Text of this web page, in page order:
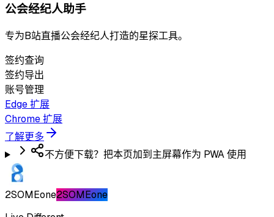
公会经纪人助手
专为B站直播公会经纪人打造的星探工具。
签约查询
签约导出
账号管理
Edge 扩展
Chrome 扩展
了解更多
不方便下载？把本页加到主屏幕作为 PWA 使用
2SOMEone2SOMEone